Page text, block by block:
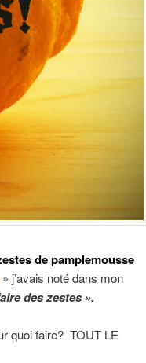
de pamplemousse
» j’avais noté dans mon
des zestes ».
quoi faire? TOUT LE